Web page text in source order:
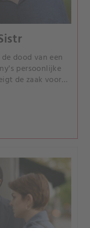
dood van een
persoonlijke
de zaak voor